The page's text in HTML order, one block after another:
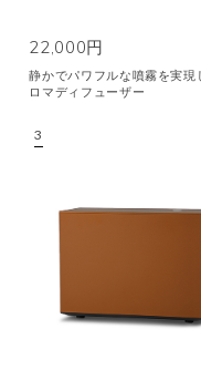
22,000円
静かでパワフルな噴霧を実現
ロマディフューザー